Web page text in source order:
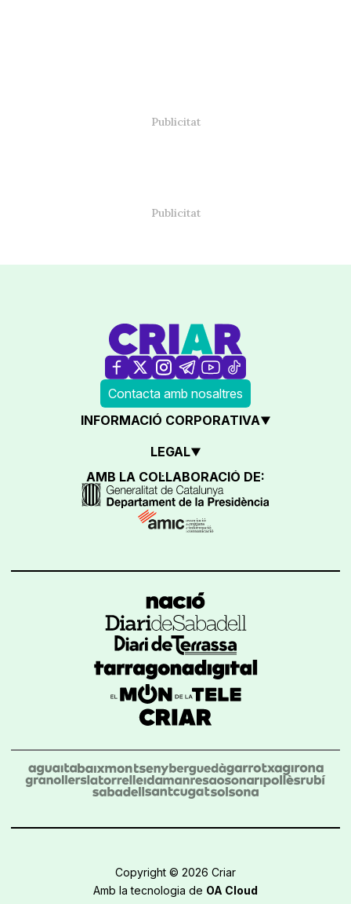
Contacta amb nosaltres
INFORMACIÓ CORPORATIVA
LEGAL
AMB LA COL·LABORACIÓ DE:
Copyright © 2026 Criar
Amb la tecnologia de OA Cloud